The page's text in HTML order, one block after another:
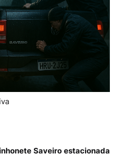
Saveiro estacionada